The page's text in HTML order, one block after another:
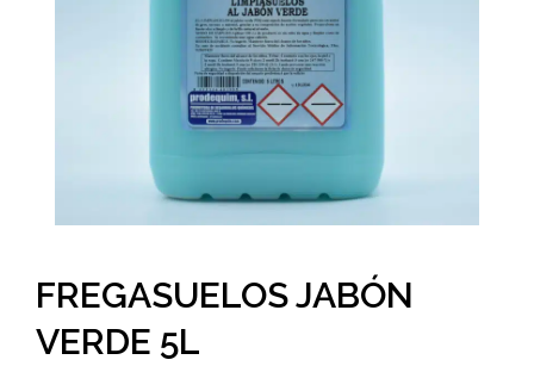
FREGASUELOS JABÓN
VERDE 5L